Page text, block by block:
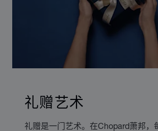
礼赠艺术
礼赠是一门艺术。在Chopard萧邦，